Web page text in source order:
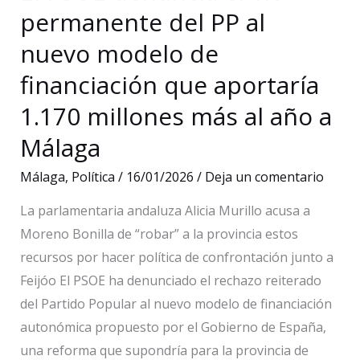
nueva
exposición
de
ALTALLAMA
permanente del PP al
nuevo modelo de
financiación que aportaría
1.170 millones más al año a
Málaga
Málaga, Política / 16/01/2026 / Deja un comentario
La parlamentaria andaluza Alicia Murillo acusa a
Moreno Bonilla de “robar” a la provincia estos
recursos por hacer política de confrontación junto a
Feijóo El PSOE ha denunciado el rechazo reiterado
del Partido Popular al nuevo modelo de financiación
autonómica propuesto por el Gobierno de España,
una reforma que supondría para la provincia de